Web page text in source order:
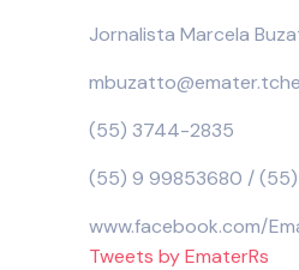
Jornalista Marcela
(55) 3744-2835
(55) 9 99853680 / (55)
www.facebook.com/
Tweets by EmaterRs